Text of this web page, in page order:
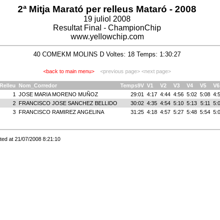
2ª Mitja Marató per relleus Mataró - 2008
19 juliol 2008
Resultat Final - ChampionChip
www.yellowchip.com
40 COMEKM MOLINS D Voltes: 18 Temps: 1:30:27
<back to main menu> <previous page> <next page>
Relleu Nom_Corredor Temps9V V1 V2 V3 V4 V5
V6
1 JOSE MARIA MORENO MUÑOZ 29:01 4:17 4:44 4:56 5:02 5:08
2 FRANCISCO JOSE SANCHEZ BELLIDO 30:02 4:35 4:54 5:10 5:13 5:11
3 FRANCISCO RAMIREZ ANGELINA 31:25 4:18 4:57 5:27 5:48 5:54
at 21/07/2008 8:21:10